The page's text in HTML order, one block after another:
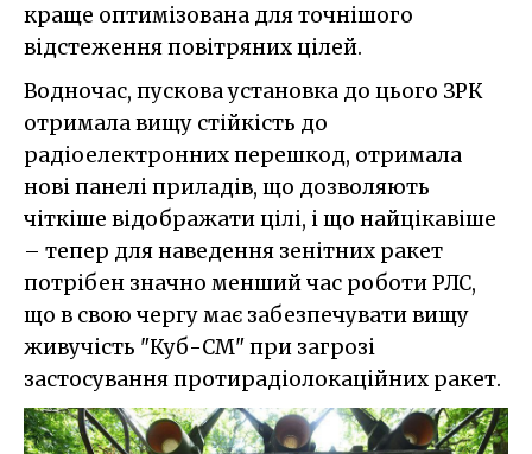
краще оптимізована для точнішого
відстеження повітряних цілей.
Водночас, пускова установка до цього ЗРК
отримала вищу стійкість до
радіоелектронних перешкод, отримала
нові панелі приладів, що дозволяють
чіткіше відображати цілі, і що найцікавіше
– тепер для наведення зенітних ракет
потрібен значно менший час роботи РЛС,
що в свою чергу має забезпечувати вищу
живучість "Куб-СМ" при загрозі
застосування протирадіолокаційних ракет.